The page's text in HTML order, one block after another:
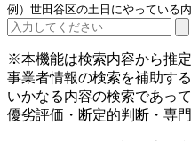
例）世田谷区の土日にやっている
※本機能は検索内容から推
事業者情報の検索を補助する
いかなる内容の検索であっ
優劣評価・断定的判断・専